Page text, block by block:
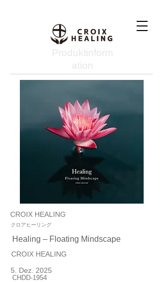
Produktinform
ation
CROIX HEALING
クロアヒーリング
Healing – Floating Mindscape
CROIX HEALING
5. Dez. 2025
CHDD-1954